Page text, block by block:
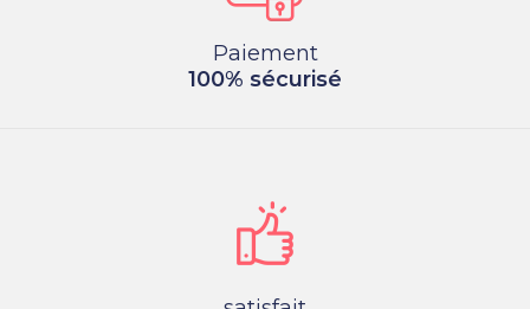
Paiement
100% sécurisé